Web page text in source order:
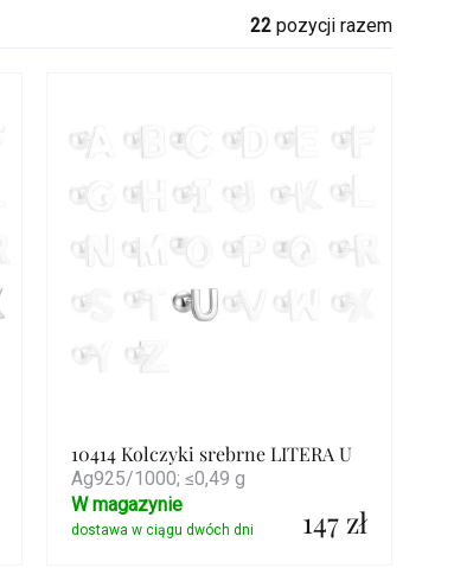
22 pozycji razem
10414 Kolczyki srebrne LITERA U
Ag925/1000; ≤0,49 g
147 zł
W magazynie